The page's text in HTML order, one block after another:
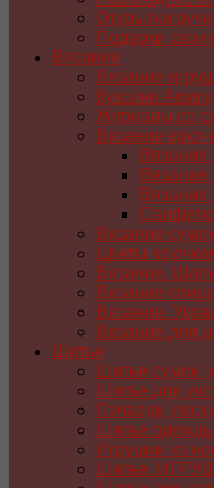
Открытки
Подарки
Вязание
Вязание
Куколки
Журналы со
Вязание
Вязание
Вязание
Цветы
Вязание.
Вязание
Вязание.
Вязание для
Шитье
Шитье сумок,
Шитье для
Пэчворк,
Шитье одежды
Игрушки из
Шитье.